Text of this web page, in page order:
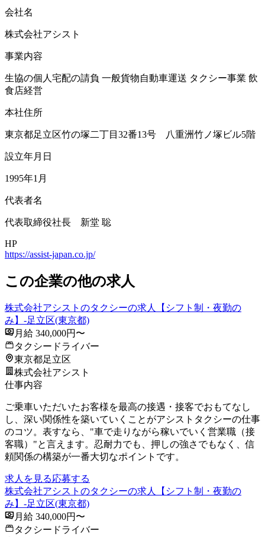
会社名
株式会社アシスト
事業内容
生協の個人宅配の請負 一般貨物自動車運送 タクシー事業 飲
食店経営
本社住所
東京都足立区竹の塚二丁目32番13号 八重洲竹ノ塚ビル5階
設立年月日
1995年1月
代表者名
代表取締役社長 新堂 聡
HP
https://assist-japan.co.jp/
この企業の他の求人
株式会社アシストのタクシーの求人【シフト制・夜勤の
み】-足立区(東京都)
月給 340,000円〜
タクシードライバー
東京都足立区
株式会社アシスト
仕事内容
ご乗車いただいたお客様を最高の接遇・接客でおもてなし
し、深い関係性を築いていくことがアシストタクシーの仕事
のコツ。表すなら、"車で走りながら稼いでいく営業職（接
客職）"と言えます。忍耐力でも、押しの強さでもなく、信
頼関係の構築が一番大切なポイントです。
求人を見る応募する
株式会社アシストのタクシーの求人【シフト制・夜勤の
み】-足立区(東京都)
月給 340,000円〜
タクシードライバー